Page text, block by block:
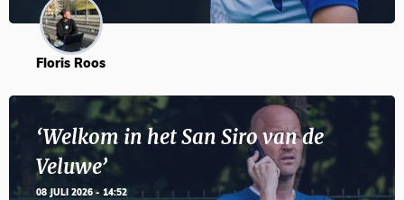
Floris Roos
‘Welkom in het San Siro van de
Veluwe’
08 JULI 2026 - 14:52